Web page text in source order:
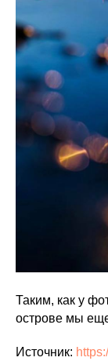
Таким, как у
острове мы
Источник: